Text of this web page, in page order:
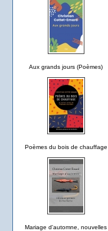
Aux grands jours (Poèmes)
Poèmes du bois de chauffage
Mariage d'automne, nouvelles